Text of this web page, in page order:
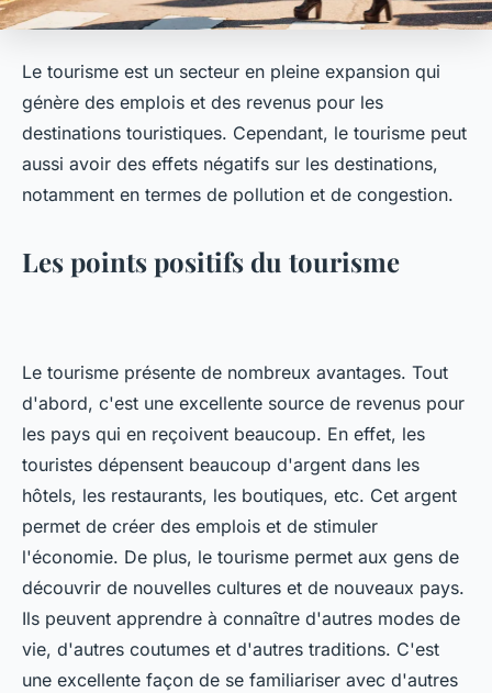
Le tourisme est un secteur en pleine expansion qui
génère des emplois et des revenus pour les
destinations touristiques. Cependant, le tourisme peut
aussi avoir des effets négatifs sur les destinations,
notamment en termes de pollution et de congestion.
Les points positifs du tourisme
Le tourisme présente de nombreux avantages. Tout
d'abord, c'est une excellente source de revenus pour
les pays qui en reçoivent beaucoup. En effet, les
touristes dépensent beaucoup d'argent dans les
hôtels, les restaurants, les boutiques, etc. Cet argent
permet de créer des emplois et de stimuler
l'économie. De plus, le tourisme permet aux gens de
découvrir de nouvelles cultures et de nouveaux pays.
Ils peuvent apprendre à connaître d'autres modes de
vie, d'autres coutumes et d'autres traditions. C'est
une excellente façon de se familiariser avec d'autres